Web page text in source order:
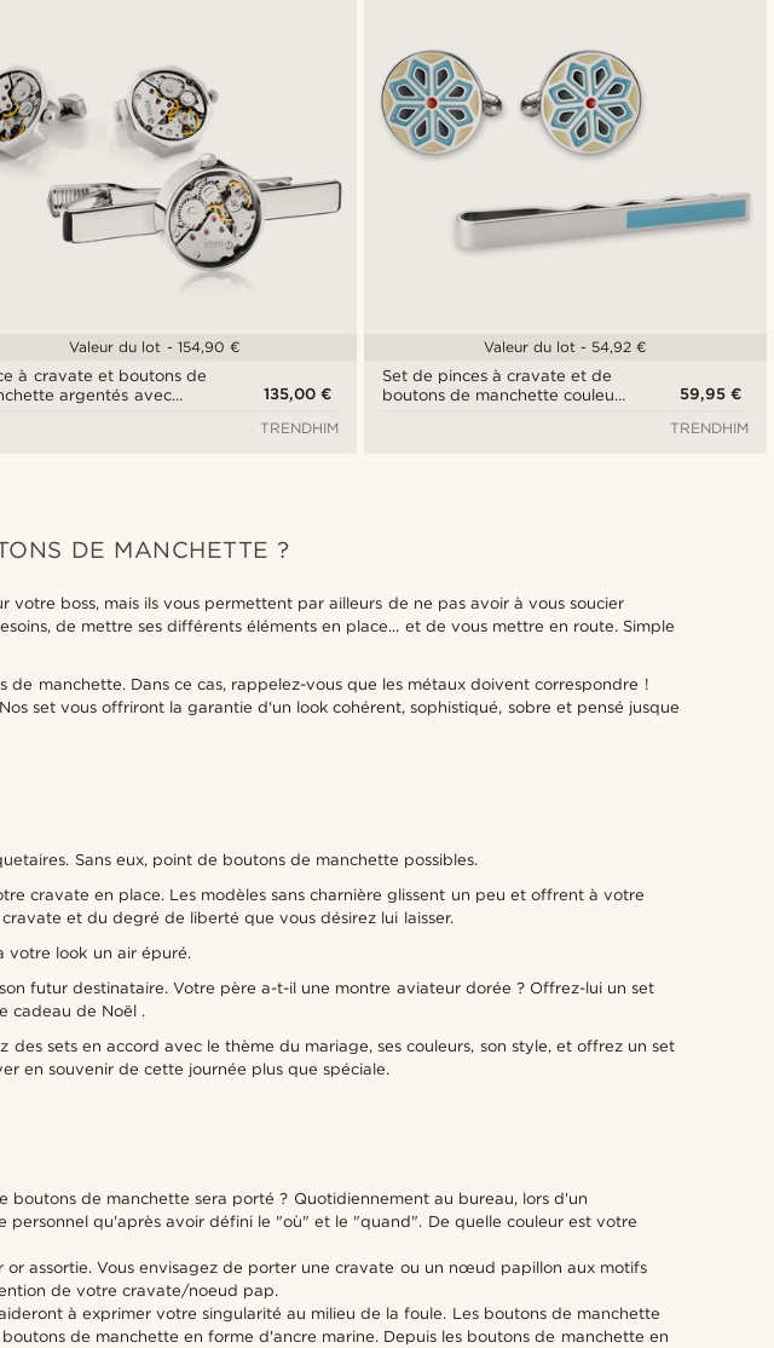
à cravate et boutons de
argentés avec
135,00 €
Valeur du lot - 154,90 €
TRENDHIM
Set de pinces à cravate et de
boutons de manchette couleur
59,95 €
Valeur du lot - 54,92 €
TRENDHIM
DE MANCHETTE ?
boss, mais ils vous permettent par ailleurs de ne pas avoir à vous soucier
de mettre ses différents éléments en place... et de vous mettre en route. Simple
manchette. Dans ce cas, rappelez-vous que les métaux doivent correspondre !
set vous offriront la garantie d'un look cohérent, sophistiqué, sobre et pensé jusque
Sans eux, point de boutons de manchette possibles.
cravate en place. Les modèles sans charnière glissent un peu et offrent à votre
et du degré de liberté que vous désirez lui laisser.
votre look un air épuré.
futur destinataire. Votre père a-t-il une montre aviateur dorée ? Offrez-lui un set
cadeau de Noël .
sets en accord avec le thème du mariage, ses couleurs, son style, et offrez un set
en souvenir de cette journée plus que spéciale.
de manchette sera porté ? Quotidiennement au bureau, lors d'un
qu'après avoir défini le "où" et le "quand". De quelle couleur est votre
assortie. Vous envisagez de porter une cravate ou un nœud papillon aux motifs
de votre cravate/noeud pap.
à exprimer votre singularité au milieu de la foule. Les boutons de manchette
de manchette en forme d'ancre marine. Depuis les boutons de manchette en